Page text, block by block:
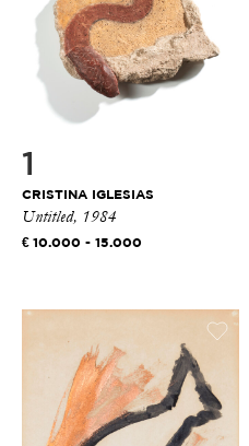
1
CRISTINA IGLESIAS
Untitled, 1984
10.000 - 15.000